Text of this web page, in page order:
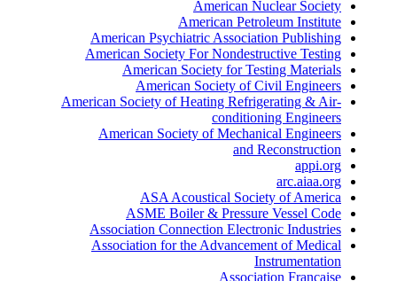
American Nuclear Society
American Petroleum Institute
American Psychiatric Association Publishing
American Society For Nondestructive Testing
American Society for Testing Materials
American Society of Civil Engineers
American Society of Heating Refrigerating & Air-
conditioning Engineers
American Society of Mechanical Engineers
and Reconstruction
appi.org
arc.aiaa.org
ASA Acoustical Society of America
ASME Boiler & Pressure Vessel Code
Association Connection Electronic Industries
Association for the Advancement of Medical
Instrumentation
Association Francaise